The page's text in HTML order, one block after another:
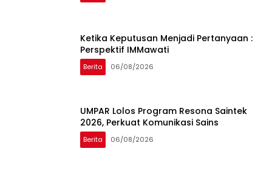
Ketika Keputusan Menjadi Pertanyaan :
Perspektif IMMawati
Berita 06/08/2026
UMPAR Lolos Program Resona Saintek
2026, Perkuat Komunikasi Sains
Berita 06/08/2026